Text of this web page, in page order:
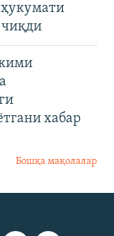
чиқди
хабар
Бошқа мақолалар